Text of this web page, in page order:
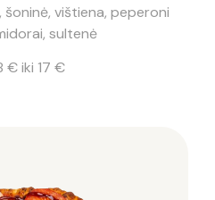
šoninė, vištiena, peperoni
sultenė
€ iki 17 €